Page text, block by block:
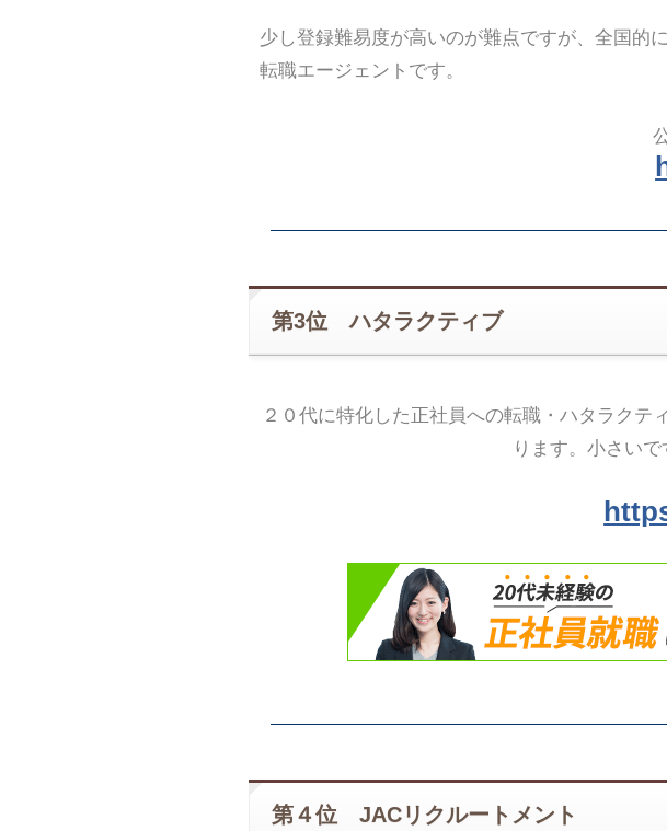
少し登録難易度が高いのが難点ですが、全国的
転職エージェントです。
第3位 ハタラクティブ
２０代に特化した正社員への転職・ハタラク
ります。小さいで
第４位 JACリクルートメント